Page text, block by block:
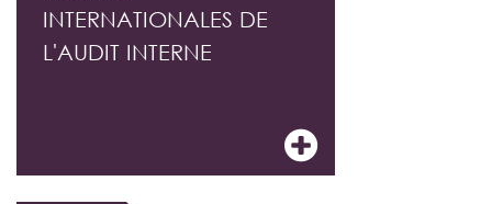
INTERNATIONALES DE
L'AUDIT INTERNE